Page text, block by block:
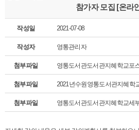
참가자 모집 [온라
작성일 2021-07-08
작성자 영통관리자
첨부파일 영통도서관도서관지혜학교포
첨부파일 2021년수원영통도서관지혜학
첨부파일 영통도서관도서관지혜학교세